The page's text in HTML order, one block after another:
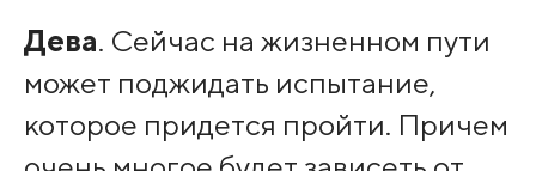
Дева. Сейчас на жизненном пути
может поджидать испытание,
которое придется пройти. Причем